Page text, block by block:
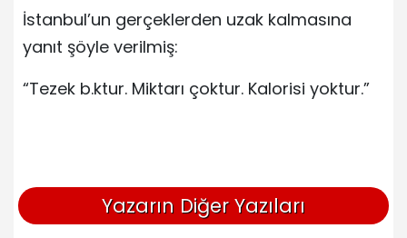
İstanbul’un gerçeklerden uzak kalmasına
yanıt şöyle verilmiş:
“Tezek b.ktur. Miktarı çoktur. Kalorisi yoktur.”
Yazarın Diğer Yazıları